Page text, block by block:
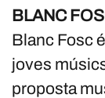
BLANC
Blanc Fosc
joves
proposta